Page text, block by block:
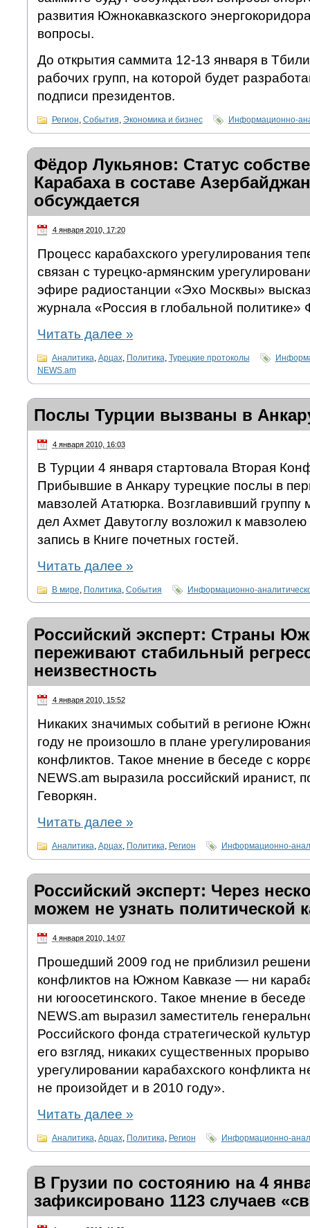
развития Южнокавказского
вопросы.
До открытия саммита 12-13 января в
рабочих групп, на которой будет
подписи президентов.
Регион, События, Экономика и бизнес Информационно-
Фёдор Лукьянов: Статус
Карабаха в составе
обсуждается
4 января 2010, 17:20
Процесс карабахского урегулирования
связан с турецко-армянским
эфире радиостанции «Эхо Москвы»
журнала «Россия в глобальной политике»
Читать далее »
Аналитика Арцах, Политика Турецкие протоколы
NEWS.am
Послы Турции вызваны в
4 января 2010, 16:03
В Турции 4 января стартовала Вторая
Прибывшие в Анкару турецкие послы в
мавзолей Ататюрка. Возглавивший группу
дел Ахмет Давутоглу возложил к мавзолею
запись в Книге почетных гостей.
Читать далее »
В мире, Политика, События Информационно-
Российский эксперт: Страны
переживают стабильный
неизвестность
4 января 2010, 15:52
Никаких значимых событий в регионе
году не произошло в плане
конфликтов. Такое мнение в беседе с
NEWS.am выразила российский иранист,
Геворкян.
Читать далее »
Аналитика, Арцах, Политика, Регион Информационно-
Российский эксперт: Через
можем не узнать политической
4 января 2010, 14:07
Прошедший 2009 год не приблизил
конфликтов на Южном Кавказе — ни
ни югоосетинского. Такое мнение в
NEWS.am выразил заместитель
Российского фонда стратегической
его взгляд, никаких существенных
урегулировании карабахского конфликта
не произойдет и в 2010 году».
Читать далее »
Аналитика, Арцах, Политика, Регион Информационно-
В Грузии по состоянию на 4
зафиксировано 1123 случаев